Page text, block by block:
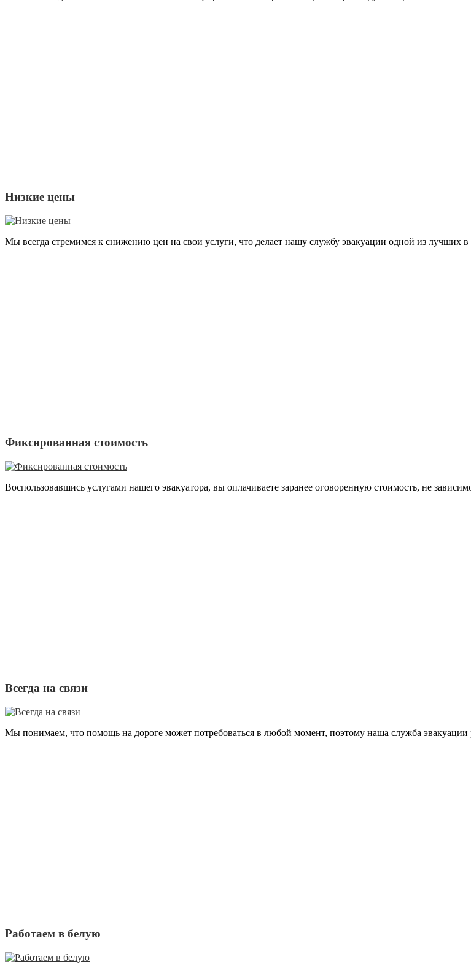
Низкие цены
Мы всегда стремимся к снижению цен на свои услуги, что делает нашу службу эвакуации одной из лучших
Фиксированная стоимость
Воспользовавшись услугами нашего эвакуатора, вы оплачиваете заранее оговоренную стоимость, не
Всегда на связи
Мы понимаем, что помощь на дороге может потребоваться в любой момент, поэтому наша служба эвакуации
Работаем в белую